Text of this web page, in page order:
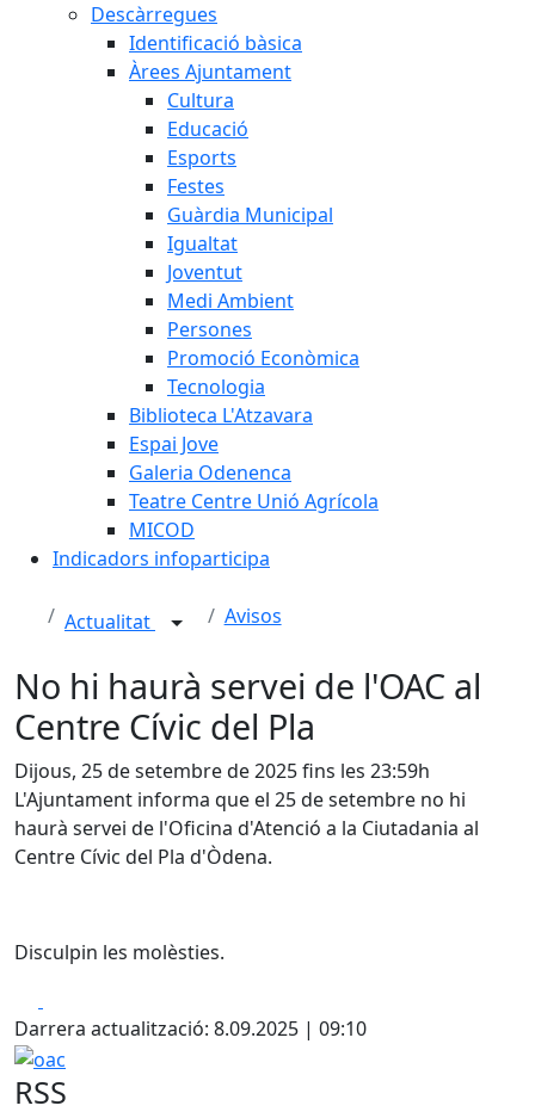
Descàrregues
Identificació bàsica
Àrees Ajuntament
Cultura
Educació
Esports
Festes
Guàrdia Municipal
Igualtat
Joventut
Medi Ambient
Persones
Promoció Econòmica
Tecnologia
Biblioteca L'Atzavara
Espai Jove
Galeria Odenenca
Teatre Centre Unió Agrícola
MICOD
Indicadors infoparticipa
Actualitat Avisos
No hi haurà servei de l'OAC al
Centre Cívic del Pla
Dijous, 25 de setembre de 2025 fins les 23:59h
L'Ajuntament informa que el 25 de setembre no hi
haurà servei de l'Oficina d'Atenció a la Ciutadania al
Centre Cívic del Pla d'Òdena.
Disculpin les molèsties.
Darrera actualització: 8.09.2025 | 09:10
oac
RSS